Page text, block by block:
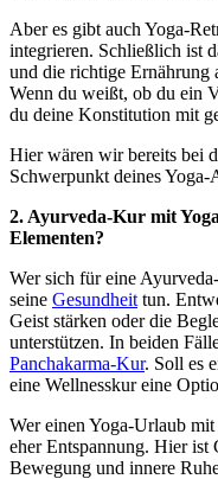
Aber es gibt auch Yoga-
integrieren. Schließlich ist
und die richtige Ernährung
Wenn du weißt, ob du ein
du deine Konstitution mit
Hier wären wir bereits bei
Schwerpunkt deines Yoga-
2. Ayurveda-Kur mit
Elementen?
Wer sich für eine
seine Gesundheit tun.
Geist stärken oder die
unterstützen. In beiden
Panchakarma-Kur. Soll es
eine Wellnesskur eine
Wer einen Yoga-Urlaub
eher Entspannung. Hier ist
Bewegung und innere